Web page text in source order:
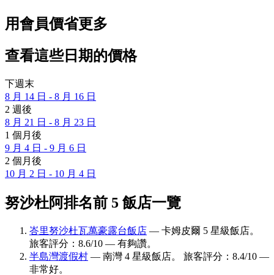
用會員價省更多
查看這些日期的價格
下週末
8 月 14 日 - 8 月 16 日
2 週後
8 月 21 日 - 8 月 23 日
1 個月後
9 月 4 日 - 9 月 6 日
2 個月後
10 月 2 日 - 10 月 4 日
努沙杜阿排名前 5 飯店一覽
峇里努沙杜瓦萬豪露台飯店 — 卡姆皮爾 5 星級飯店。
旅客評分：8.6/10 — 有夠讚。
半島灣渡假村 — 南灣 4 星級飯店。 旅客評分：8.4/10 —
非常好。